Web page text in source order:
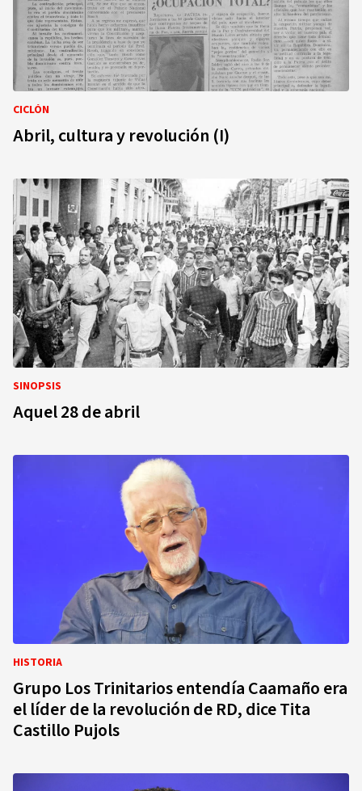
CICLÓN
Abril, cultura y revolución (I)
SINOPSIS
Aquel 28 de abril
HISTORIA
Grupo Los Trinitarios entendía Caamaño era
el líder de la revolución de RD, dice Tita
Castillo Pujols